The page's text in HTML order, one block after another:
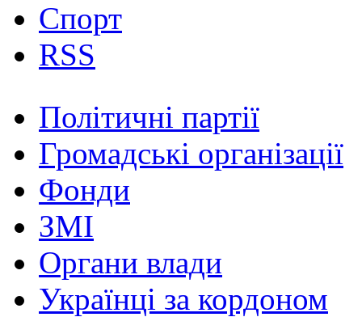
Спорт
RSS
Політичні партії
Громадські організації
Фонди
ЗМІ
Органи влади
Українці за кордоном